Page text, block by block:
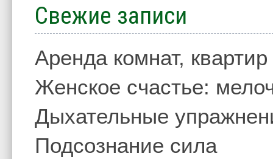
Свежие записи
Аренда комнат,
Женское счастье:
Дыхательные
Подсознание сила